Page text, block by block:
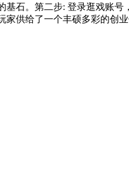
石。第二步: 登录逛戏账
供给了一个丰硕多彩的创